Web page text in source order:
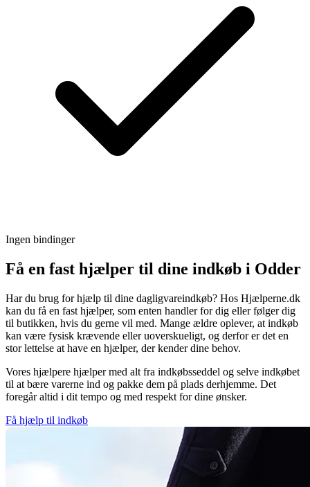
Ingen bindinger
Få en fast hjælper til dine indkøb i Odder
Har du brug for hjælp til dine dagligvareindkøb? Hos Hjælperne.dk
kan du få en fast hjælper, som enten handler for dig eller følger dig
til butikken, hvis du gerne vil med. Mange ældre oplever, at indkøb
kan være fysisk krævende eller uoverskueligt, og derfor er det en
stor lettelse at have en hjælper, der kender dine behov.
Vores hjælpere hjælper med alt fra indkøbsseddel og selve indkøbet
til at bære varerne ind og pakke dem på plads derhjemme. Det
foregår altid i dit tempo og med respekt for dine ønsker.
Få hjælp til indkøb